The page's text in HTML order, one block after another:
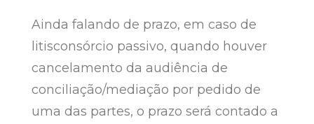
Ainda falando de prazo, em caso de
litisconsórcio passivo, quando houver
cancelamento da audiência de
conciliação/mediação por pedido de
uma das partes, o prazo será contado a